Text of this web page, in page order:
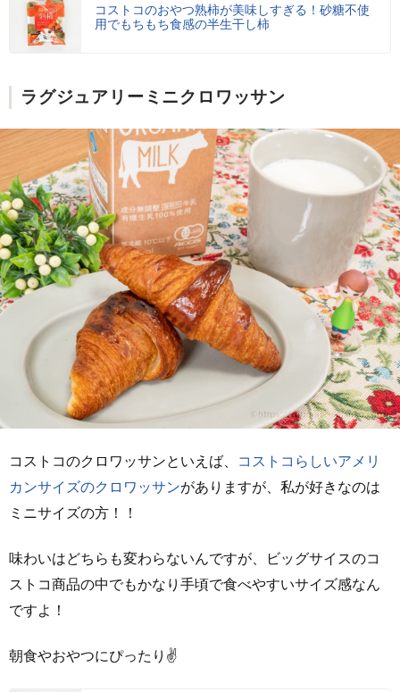
コストコのおやつ熟柿が美味しすぎる！砂糖不使
用でもちもち食感の半生干し柿
ラグジュアリーミニクロワッサン
コストコのクロワッサンといえば、 コストコらしいアメリ
カンサイズのクロワッサンがありますが、私が好きなのは
ミニサイズの方！！
味わいはどちらも変わらないんですが、ビッグサイスのコ
ストコ商品の中でもかなり手頃で食べやすいサイズ感なん
ですよ！
朝食やおやつにぴったり✌